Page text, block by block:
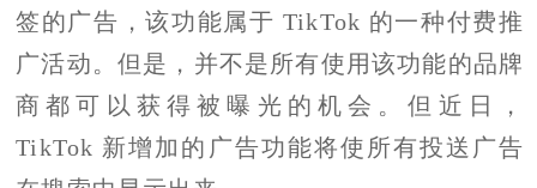
签的广告，该功能属于 TikTok 的一种付费推
广活动。但是，并不是所有使用该功能的品牌
商都可以获得被曝光的机会。但近日，
TikTok 新增加的广告功能将使所有投送广告